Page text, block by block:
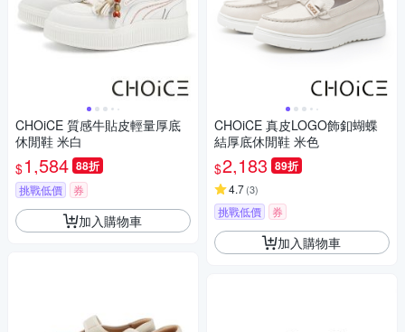
CHOiCE 質感牛貼皮輕量厚底
休閒鞋 米白
$1,584 88折
挑戰低價 券
加入購物車
CHOiCE 真皮LOGO飾釦蝴蝶
結厚底休閒鞋 米色
$2,183 89折
4.7(3)
挑戰低價 券
加入購物車